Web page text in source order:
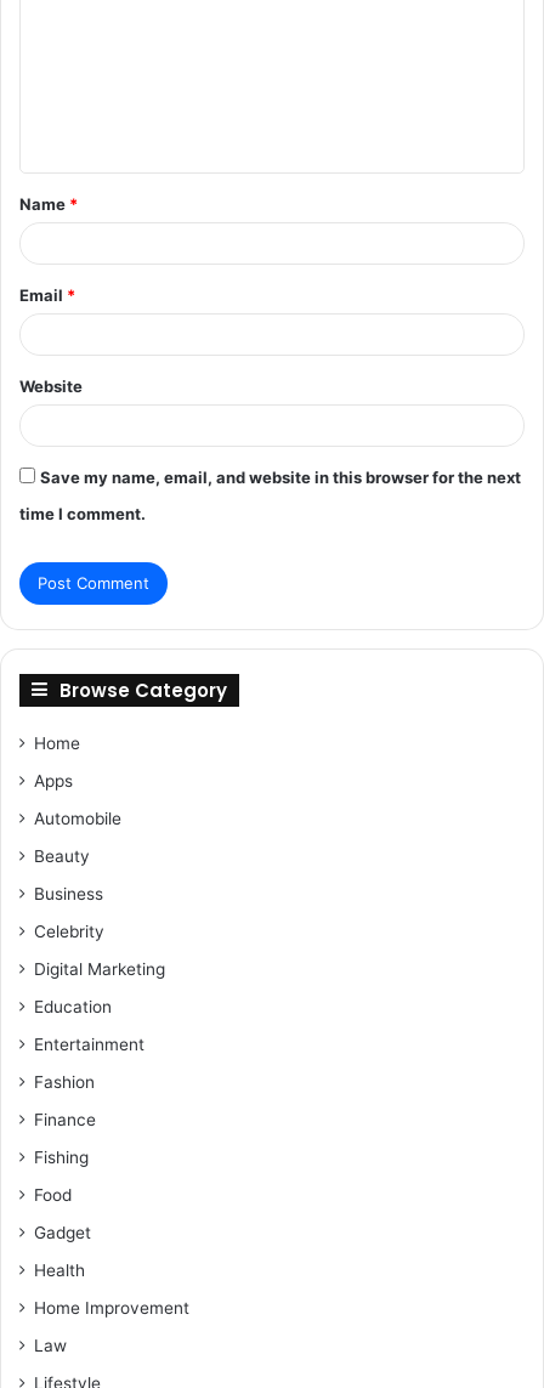
t
*
Name *
Email *
Website
Save my name, email, and website in this browser for the next
time I comment.
Browse Category
Home
Apps
Automobile
Beauty
Business
Celebrity
Digital Marketing
Education
Entertainment
Fashion
Finance
Fishing
Food
Gadget
Health
Home Improvement
Law
Lifestyle